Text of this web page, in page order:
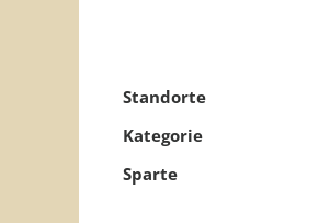
Standorte
Kategorie
Sparte